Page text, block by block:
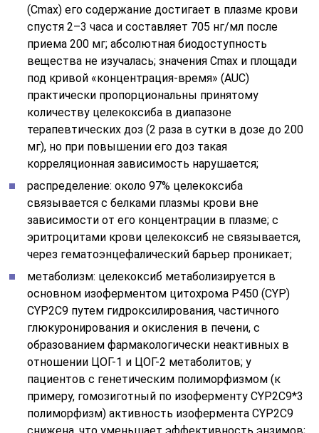
(Сmах) его содержание достигает в плазме крови
спустя 2–3 часа и составляет 705 нг/мл после
приема 200 мг; абсолютная биодоступность
вещества не изучалась; значения Сmах и площади
под кривой «концентрация-время» (AUC)
практически пропорциональны принятому
количеству целекоксиба в диапазоне
терапевтических доз (2 раза в сутки в дозе до 200
мг), но при повышении его доз такая
корреляционная зависимость нарушается;
распределение: около 97% целекоксиба
связывается с белками плазмы крови вне
зависимости от его концентрации в плазме; с
эритроцитами крови целекоксиб не связывается,
через гематоэнцефалический барьер проникает;
метаболизм: целекоксиб метаболизируется в
основном изоферментом цитохрома Р450 (CYP)
CYP2С9 путем гидроксилирования, частичного
глюкуронирования и окисления в печени, с
образованием фармакологически неактивных в
отношении ЦОГ-1 и ЦОГ-2 метаболитов; у
пациентов с генетическим полиморфизмом (к
примеру, гомозиготный по изоферменту CYP2C9*3
полиморфизм) активность изофермента CYP2C9